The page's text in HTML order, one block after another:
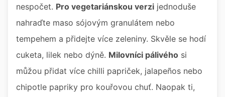
nespočet. Pro vegetariánskou verzi jednoduše
nahraďte maso sójovým granulátem nebo
tempehem a přidejte více zeleniny. Skvěle se hodí
cuketa, lilek nebo dýně. Milovníci pálivého si
můžou přidat více chilli papriček, jalapeños nebo
chipotle papriky pro kouřovou chuť. Naopak ti,